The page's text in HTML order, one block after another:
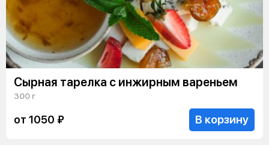
Сырная тарелка с инжирным вареньем
300 г
от 1050 ₽ В корзину